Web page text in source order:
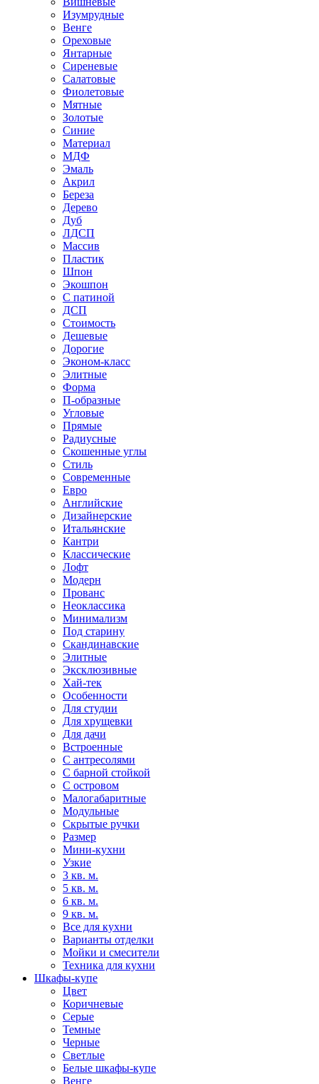
Изумрудные
Венге
Ореховые
Янтарные
Сиреневые
Салатовые
Фиолетовые
Мятные
Золотые
Синие
Материал
МДФ
Эмаль
Акрил
Береза
Дерево
Дуб
ЛДСП
Массив
Пластик
Шпон
Экошпон
С патиной
ДСП
Стоимость
Дешевые
Дорогие
Эконом-класс
Элитные
Форма
П-образные
Угловые
Прямые
Радиусные
Скошенные углы
Стиль
Современные
Евро
Английские
Дизайнерские
Итальянские
Кантри
Классические
Лофт
Модерн
Прованс
Неоклассика
Минимализм
Под старину
Скандинавские
Элитные
Эксклюзивные
Хай-тек
Особенности
Для студии
Для хрущевки
Для дачи
Встроенные
С антресолями
С барной стойкой
С островом
Малогабаритные
Модульные
Скрытые ручки
Размер
Мини-кухни
Узкие
3 кв. м.
5 кв. м.
6 кв. м.
9 кв. м.
Все для кухни
Варианты отделки
Мойки и смесители
Техника для кухни
Шкафы-купе
Цвет
Коричневые
Серые
Темные
Черные
Светлые
Белые шкафы-купе
Венге